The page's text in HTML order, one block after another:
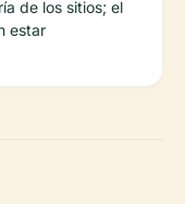
de los sitios; el
estar